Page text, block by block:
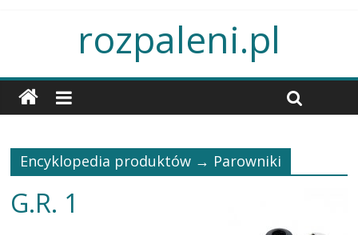
rozpaleni.pl
Encyklopedia produktów → Parowniki
G.R. 1